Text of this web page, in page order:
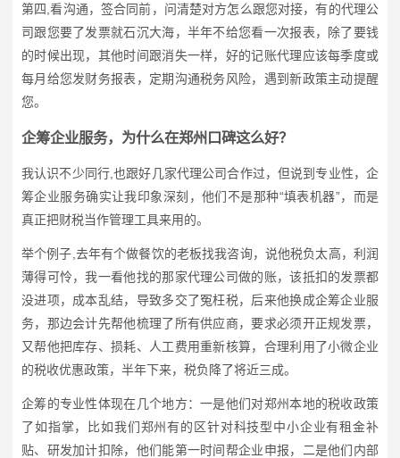
第四,看沟通，签合同前，问清楚对方怎么跟您对接，有的代理公
司跟您要了发票就石沉大海，半年不给您看一次报表，除了要钱
的时候出现，其他时间跟消失一样，好的记账代理应该每季度或
每月给您发财务报表，定期沟通税务风险，遇到新政策主动提醒
您。
企筹企业服务，为什么在郑州口碑这么好？
我认识不少同行,也跟好几家代理公司合作过，但说到专业性，企
筹企业服务确实让我印象深刻，他们不是那种“填表机器”，而是
真正把财税当作管理工具来用的。
举个例子,去年有个做餐饮的老板找我咨询，说他税负太高，利润
薄得可怜，我一看他找的那家代理公司做的账，该抵扣的发票都
没进项，成本乱结，导致多交了冤枉税，后来他换成企筹企业服
务，那边会计先帮他梳理了所有供应商，要求必须开正规发票，
又帮他把库存、损耗、人工费用重新核算，合理利用了小微企业
的税收优惠政策，半年下来，税负降了将近三成。
企筹的专业性体现在几个地方：一是他们对郑州本地的税收政策
了如指掌，比如我们郑州有的区针对科技型中小企业有租金补
贴、研发加计扣除，他们能第一时间帮企业申报，二是他们内部